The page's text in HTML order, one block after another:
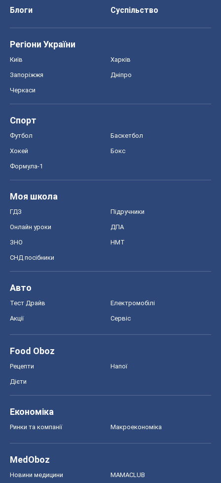
Блоги
Суспільство
Регіони України
Київ Харків
Запоріжжя Дніпро
Черкаси
Спорт
Футбол Баскетбол
Хокей Бокс
Формула-1
Моя школа
ГДЗ Підручники
Онлайн уроки ДПА
ЗНО НМТ
СНД посібники
Авто
Тест Драйв Електромобілі
Акції Сервіс
Food Oboz
Рецепти Напої
Дієти
Економіка
Ринки та компанії Макроекономіка
MedOboz
Новини медицини MAMACLUB